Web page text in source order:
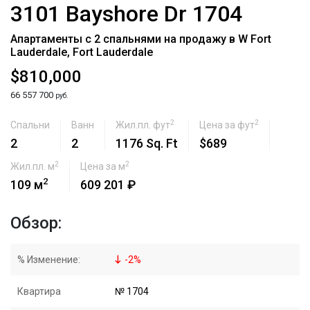
3101 Bayshore Dr 1704
Апартаменты с 2 спальнями на продажу в W Fort
Lauderdale, Fort Lauderdale
$810,000
66 557 700 руб.
Спальни
2
Ванн
2
Жил.пл. фут2
1176 Sq. Ft
Цена за фут2
$689
Жил.пл. м2
109 м2
Цена за м2
609 201 ₽
Обзор:
% Изменение: -2%
Квартира № 1704